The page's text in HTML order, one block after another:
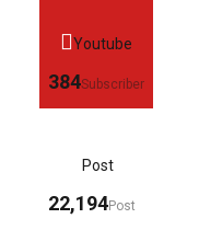
Youtube
384Subscriber
Post
22,194Post